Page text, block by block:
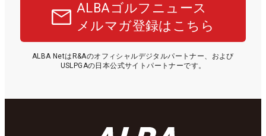
ALBAゴルフニュース
メルマガ登録はこちら
ALBA NetはR&Aのオフィシャルデジタルパートナー、および
USLPGAの日本公式サイトパートナーです。